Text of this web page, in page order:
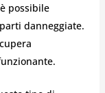
possibile
danneggiate.